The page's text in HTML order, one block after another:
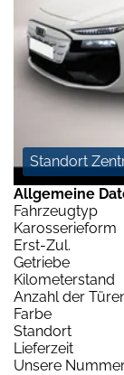
Standort
Allgemeine
Fahrzeugtyp
Karosserieform
Erst-Zul.
Getriebe
Kilometerstand
Anzahl der
Farbe
Standort
Lieferzeit
Unsere